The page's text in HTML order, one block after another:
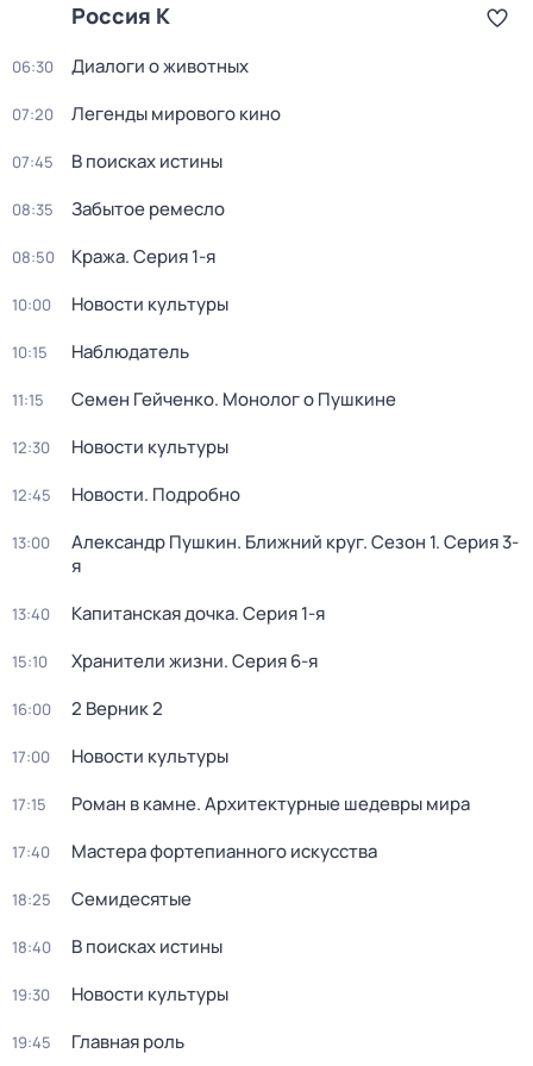
Россия К
06:30 Диалоги о животных
07:20 Легенды мирового кино
07:45 В поисках истины
08:35 Забытое ремесло
08:50 Кража. Серия 1-я
10:00 Новости культуры
10:15 Наблюдатель
11:15 Семен Гейченко. Монолог о Пушкине
12:30 Новости культуры
12:45 Новости. Подробно
13:00 Александр Пушкин. Ближний круг. Сезон 1. Серия 3-
я
13:40 Капитанская дочка. Серия 1-я
15:10 Хранители жизни. Серия 6-я
16:00 2 Верник 2
17:00 Новости культуры
17:15 Роман в камне. Архитектурные шедевры мира
17:40 Мастера фортепианного искусства
18:25 Семидесятые
18:40 В поисках истины
19:30 Новости культуры
19:45 Главная роль